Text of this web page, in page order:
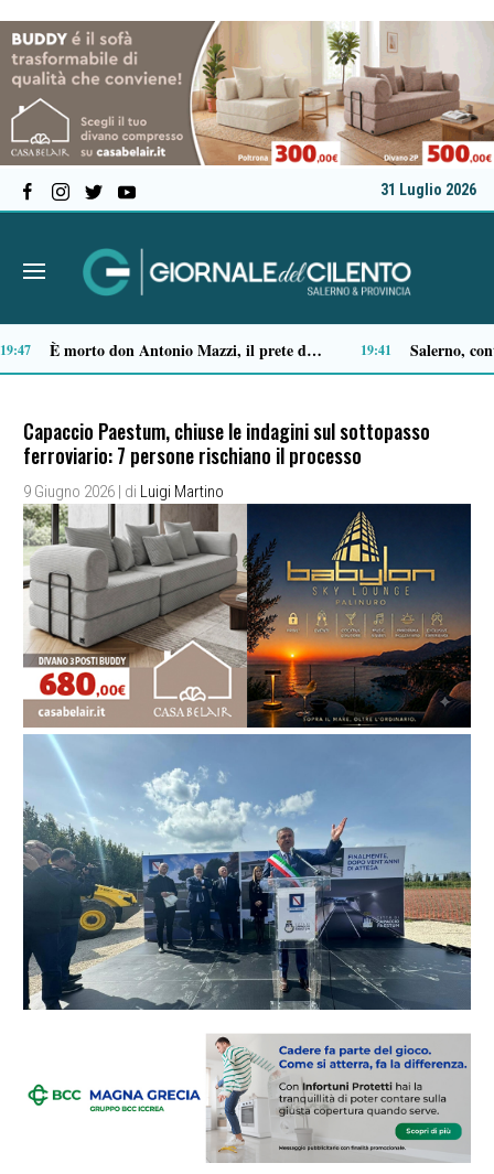
31 Luglio 2026
Ascea, Pietro D’Angiolillo: «La nuova giunta guarda al futuro, con gli occhi del passato» 13:11
Capaccio Paestum, chiuse le indagini sul sottopasso
ferroviario: 7 persone rischiano il processo
9 Giugno 2026 | di Luigi Martino